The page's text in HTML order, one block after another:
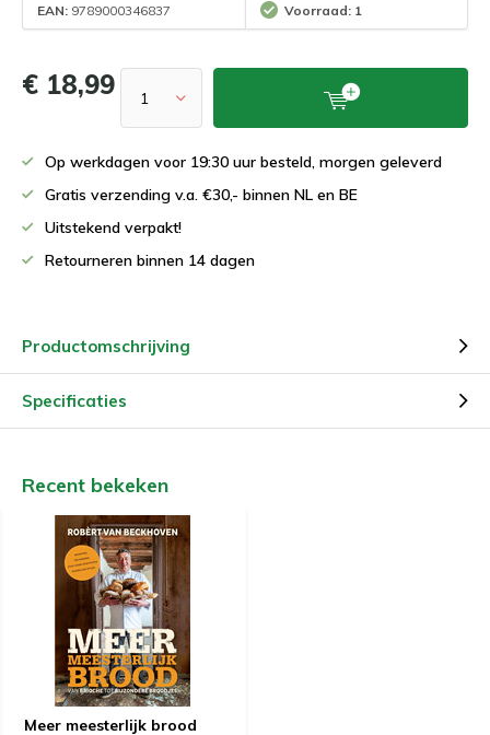
EAN: 9789000346837 Voorraad: 1
€ 18,99
Op werkdagen voor 19:30 uur besteld, morgen geleverd
Gratis verzending v.a. €30,- binnen NL en BE
Uitstekend verpakt!
Retourneren binnen 14 dagen
Productomschrijving
Specificaties
Recent bekeken
Meer meesterlijk brood